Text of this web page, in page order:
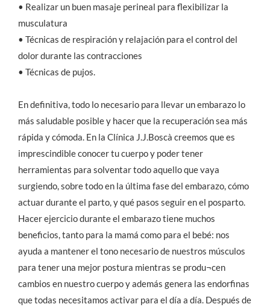
• Realizar un buen masaje perineal para flexibilizar la
musculatura
• Técnicas de respiración y relajación para el control del
dolor durante las contracciones
• Técnicas de pujos.
En definitiva, todo lo necesario para llevar un embarazo lo
más saludable posible y hacer que la recuperación sea más
rápida y cómoda. En la Clínica J.J.Boscà creemos que es
imprescindible conocer tu cuerpo y poder tener
herramientas para solventar todo aquello que vaya
surgiendo, sobre todo en la última fase del embarazo, cómo
actuar durante el parto, y qué pasos seguir en el posparto.
Hacer ejercicio durante el embarazo tiene muchos
beneficios, tanto para la mamá como para el bebé: nos
ayuda a mantener el tono necesario de nuestros músculos
para tener una mejor postura mientras se produ¬cen
cambios en nuestro cuerpo y además genera las endorfinas
que todas necesitamos activar para el día a día. Después de